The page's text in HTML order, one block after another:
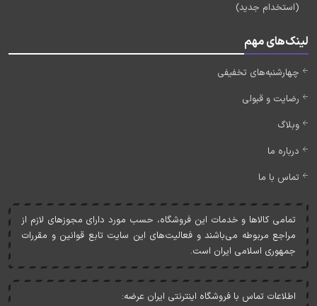
(استخدام جدید)
لینک‌های مهم
چهارشنبه‌های تخفیفی
رضایت و قبولی
وبلاگ
درباره ما
تماس با ما
تمامی کالاها و خدمات اين فروشگاه، حسب مورد دارای مجوزهای لازم از
مراجع مربوطه می‌باشند و فعاليت‌های اين سايت تابع قوانين و مقررات
جمهوری اسلامی ايران است.
اطلاعات تماس با فروشگاه اینترنتی ایران عرضه: